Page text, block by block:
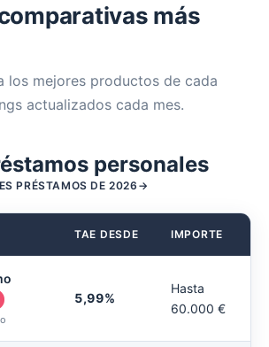
más
los mejores productos de cada
actualizados cada mes.
personales
PRÉSTAMOS DE 2026
TAE DESDE IMPORTE
5,99%
Hasta
60.000 €